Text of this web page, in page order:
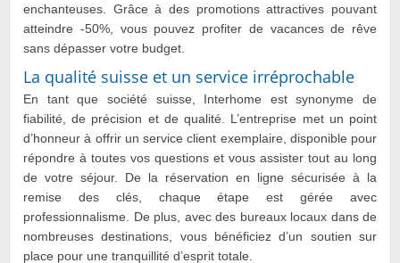
enchanteuses. Grâce à des promotions attractives pouvant
atteindre -50%, vous pouvez profiter de vacances de rêve
sans dépasser votre budget.
La qualité suisse et un service irréprochable
En tant que société suisse, Interhome est synonyme de
fiabilité, de précision et de qualité. L’entreprise met un point
d’honneur à offrir un service client exemplaire, disponible pour
répondre à toutes vos questions et vous assister tout au long
de votre séjour. De la réservation en ligne sécurisée à la
remise des clés, chaque étape est gérée avec
professionnalisme. De plus, avec des bureaux locaux dans de
nombreuses destinations, vous bénéficiez d’un soutien sur
place pour une tranquillité d’esprit totale.